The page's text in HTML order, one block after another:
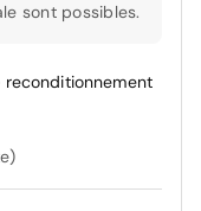
sont possibles.